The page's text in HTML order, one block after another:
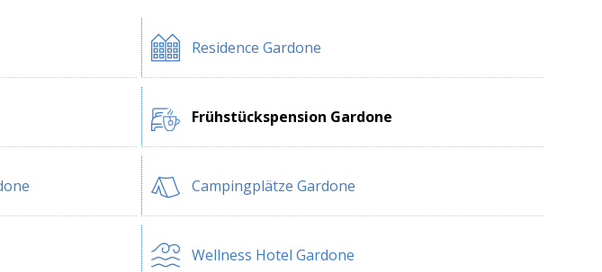
Residence Gardone
Frühstückspension Gardone
Campingplätze Gardone
Wellness Hotel Gardone